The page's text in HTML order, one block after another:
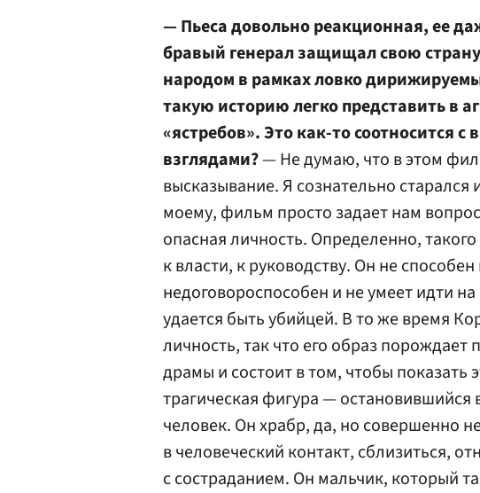
— Пьеса довольно реакционная, ее
бравый генерал защищал свою
народом в рамках ловко
такую историю легко представить в
«ястребов». Это как-то соотносится
взглядами?— Не думаю, что в этом
высказывание. Я сознательно
моему, фильм просто задает нам
опасная личность. Определенно,
к власти, к руководству. Он не
недоговороспособен и не умеет идти
удается быть убийцей. В то же время
личность, так что его образ
драмы и состоит в том, чтобы показать
трагическая фигура — остановившийся
человек. Он храбр, да, но совершенно
в человеческий контакт, сблизиться,
с состраданием. Он мальчик, который